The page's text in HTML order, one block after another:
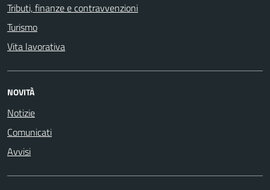
Tributi, finanze e contravvenzioni
Turismo
Vita lavorativa
NOVITÀ
Notizie
Comunicati
Avvisi